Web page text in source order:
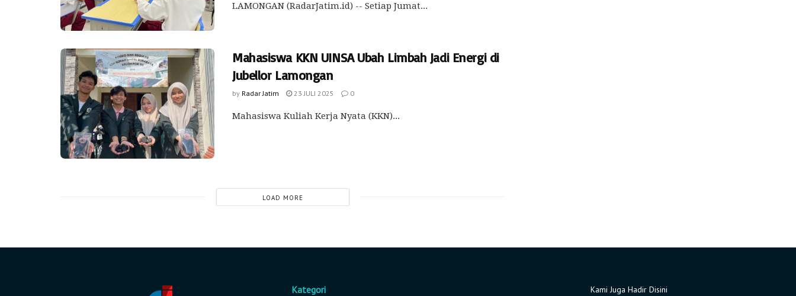
LAMONGAN (RadarJatim.id) -- Setiap Jumat...
Mahasiswa KKN UINSA Ubah Limbah Jadi Energi di
Jubellor Lamongan
by Radar Jatim 23 JULI 2025 0
Mahasiswa Kuliah Kerja Nyata (KKN)...
LOAD MORE
Kategori Kami Juga Hadir Disini